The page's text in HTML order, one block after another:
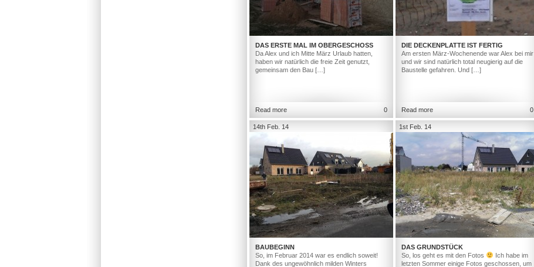
DAS ERSTE MAL IM OBERGESCHOSS
Da Alex und ich Mitte März Urlaub hatten,
haben wir natürlich die freie Zeit genutzt,
gemeinsam den Bau […]
Read more 0
DIE DECKENPLATTE IST FERTIG
Am ersten März-Wochenende war Alex bei mir
und wir sind natürlich total neugierig auf die
Baustelle gefahren. Und […]
Read more 0
14th Feb. 14
BAUBEGINN
So, im Februar 2014 war es endlich soweit!
Dank des ungewöhnlich milden Winters
1st Feb. 14
DAS GRUNDSTÜCK
So, los geht es mit den Fotos
Ich habe im
letzten Sommer einige Fotos geschossen, um